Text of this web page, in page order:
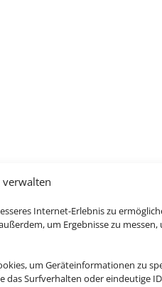
Internet-Erlebnis zu
um Ergebnisse zu
um Geräteinformationen zu
Surfverhalten oder eindeutige